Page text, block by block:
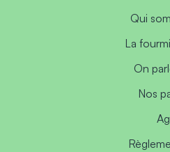
Qui
La
On
Nos